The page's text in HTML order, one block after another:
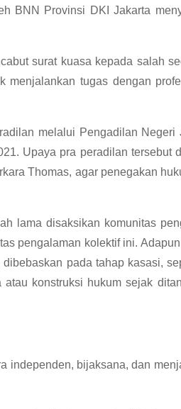
BNN Provinsi DKI Jakarta
surat kuasa kepada salah
tugas dengan
melalui Pengadilan Negeri
Upaya pra peradilan tersebut
Thomas, agar penegakan
lama disaksikan komunitas
pengalaman kolektif ini.
pada tahap kasasi,
konstruksi hukum sejak
independen, bijaksana, dan